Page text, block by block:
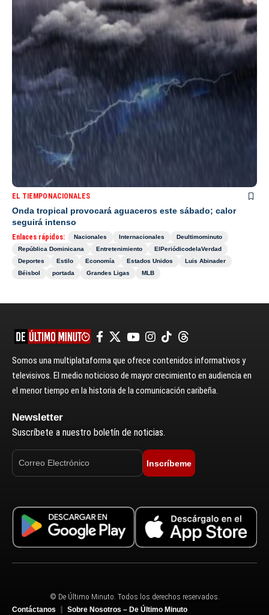
EL TIEMPONACIONALES
Onda tropical provocará aguaceros este sábado; calor
seguirá intenso
Enlaces rápidos: Nacionales Internacionales
Deultimominuto
República Dominicana
Entretenimiento
ElPeriódicodelaVerdad
Deportes
Estilo Economía Estados Unidos
Luis Abinader
Béisbol
portada Grandes Ligas MLB
Somos una multiplataforma que ofrece contenidos informativos y
televisivos. El medio noticioso de mayor crecimiento en audiencia en
el menor tiempo en la historia de la comunicación caribeña.
Newsletter
Suscríbete a nuestro boletín de noticias.
Inscríbeme
© De Último Minuto. Todos los derechos reservados.
Contáctanos
Sobre Nosotros – De Último Minuto